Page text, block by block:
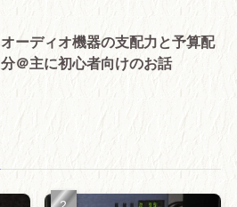
オーディオ機器の支配力と予算配
分＠主に初心者向けのお話